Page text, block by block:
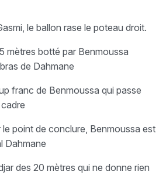
le ballon rase le poteau droit.
mètres botté par Benmoussa
de Dahmane
franc de Benmoussa qui passe
le point de conclure, Benmoussa est
Dahmane
des 20 mètres qui ne donne rien